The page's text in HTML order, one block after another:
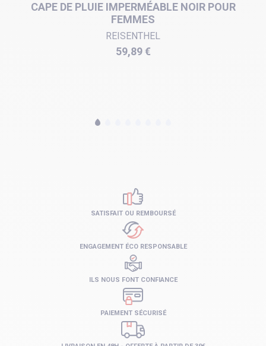
CAPE DE PLUIE IMPERMÉABLE NOIR POUR
FEMMES
REISENTHEL
Prix
59,89 €
PAIEMENT SÉCURISÉ
SATISFAIT OU REMBOURSÉ
ENGAGEMENT ÉCO RESPONSABLE
ILS NOUS FONT CONFIANCE